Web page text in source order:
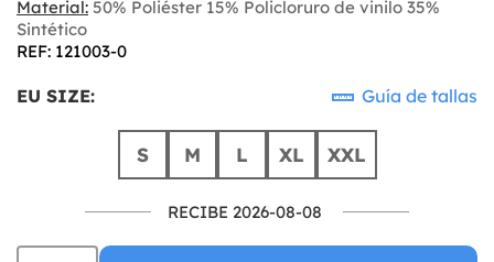
Material: 50% Poliéster 15% Policloruro de vinilo 35%
Sintético
REF: 121003-0
EU SIZE: Guía de tallas
S M L XL XXL
RECIBE 2026-08-08